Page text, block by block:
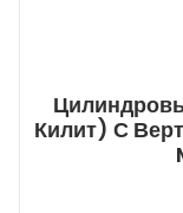
Килит) С